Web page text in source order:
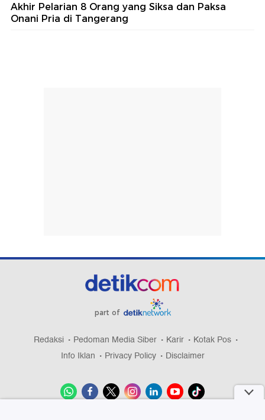
Akhir Pelarian 8 Orang yang Siksa dan Paksa
Onani Pria di Tangerang
part of
Redaksi Pedoman Media Siber Karir
Kotak Pos
Info Iklan
Privacy Policy Disclaimer